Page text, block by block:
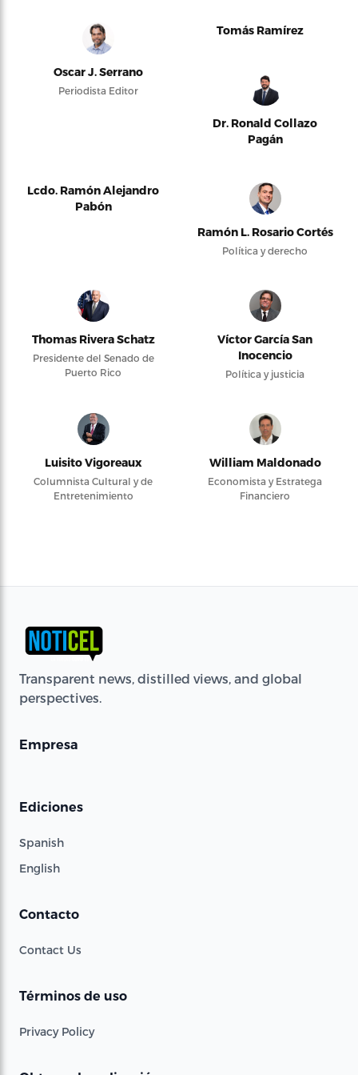
Oscar J. Serrano
Periodista Editor
Tomás Ramírez
Dr. Ronald Collazo
Pagán
Lcdo. Ramón Alejandro
Pabón
Ramón L. Rosario Cortés
Política y derecho
Thomas Rivera Schatz
Presidente del Senado de
Puerto Rico
Víctor García San
Inocencio
Política y justicia
Luisito Vigoreaux
Columnista Cultural y de
Entretenimiento
William Maldonado
Economista y Estratega
Financiero
Transparent news, distilled views, and global
perspectives.
Empresa
Ediciones
Spanish
English
Contacto
Contact Us
Términos de uso
Privacy Policy